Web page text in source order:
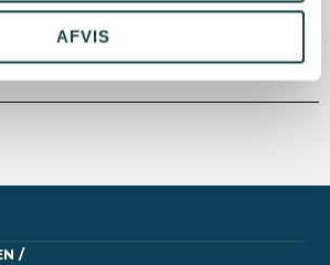
AFVIS
/